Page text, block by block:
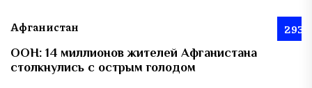
Афганистан 293
ООН: 14 миллионов жителей Афганистана
столкнулись с острым голодом